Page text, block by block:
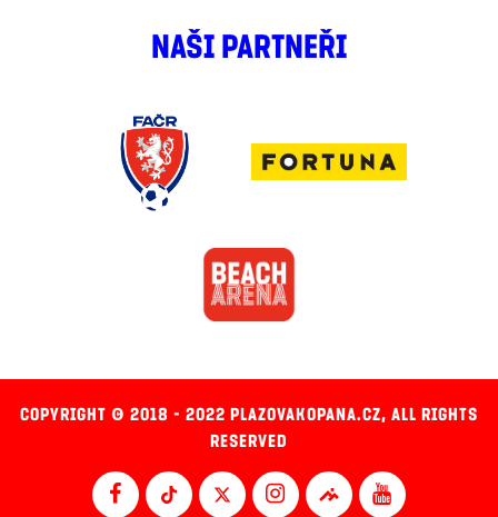
NAŠI PARTNEŘI
COPYRIGHT © 2018 - 2022 PLAZOVAKOPANA.CZ, ALL RIGHTS
RESERVED